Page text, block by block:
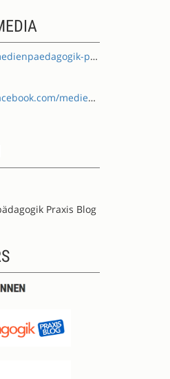
praxis.de/
medienpaedagogik/
Praxis Blog